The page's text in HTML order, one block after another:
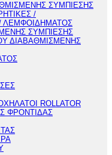
ΣΥΜΠΙΕΣΗΣ
/
ΛΕΜΦΟΙΔΗΜΑΤΟΣ
ΣΥΜΠΙΕΣΗΣ
ΔΙΑΒΑΘΜΙΣΜΕΝΗΣ
ROLLATOR
ΦΡΟΝΤΙΔΑΣ